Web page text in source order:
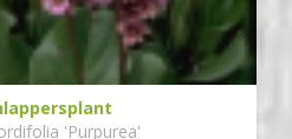
'Purpurea'